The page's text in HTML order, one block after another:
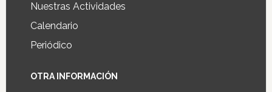
Nuestras Actividades
Calendario
Periódico
OTRA INFORMACIÓN